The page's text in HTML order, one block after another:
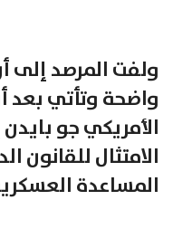
ولفت المرصد إلى
واضحة وتأتي بعد
الامتثال
المساعدة